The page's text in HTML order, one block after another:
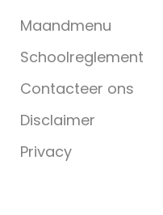
Maandmenu
Schoolreglement
Contacteer ons
Disclaimer
Privacy